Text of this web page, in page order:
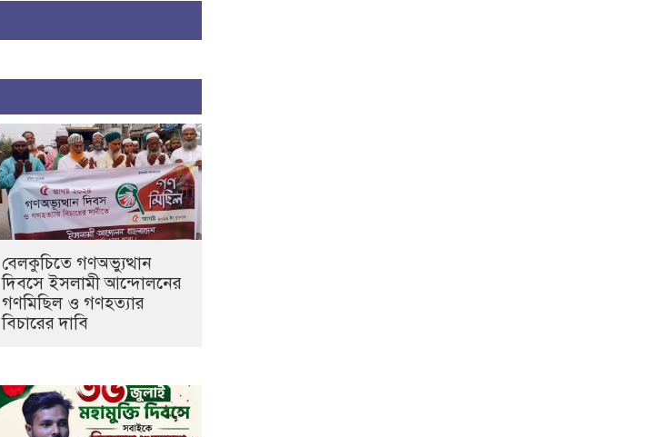
বেলকুচিতে গণঅভ্যুত্থান
দিবসে ইসলামী আন্দোলনের
গণমিছিল ও গণহত্যার
বিচারের দাবি